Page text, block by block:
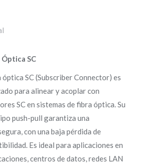
SC
SC (Subscriber Connector) es
para alinear y acoplar con
SC en sistemas de fibra óptica. Su
push-pull garantiza una
con una baja pérdida de
Es ideal para aplicaciones en
centros de datos, redes LAN